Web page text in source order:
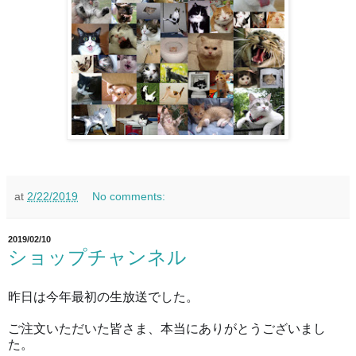
at 2/22/2019 No comments:
2019/02/10
ショップチャンネル
昨日は今年最初の生放送でした。
ご注文いただいた皆さま、本当にありがとう ございまし
た。